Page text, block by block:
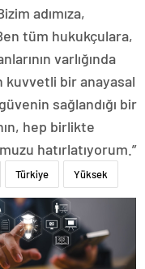
adımıza,
tüm hukukçulara,
varlığında
bir anayasal
sağlandığı bir
hep birlikte
hatırlatıyorum.”
Türkiye Yüksek